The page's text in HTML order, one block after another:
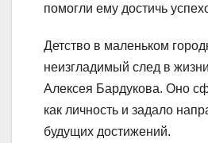
помогли ему достичь
Детство в маленьком
неизгладимый след в
Алексея Бардукова. Оно
как личность и задало
будущих достижений.